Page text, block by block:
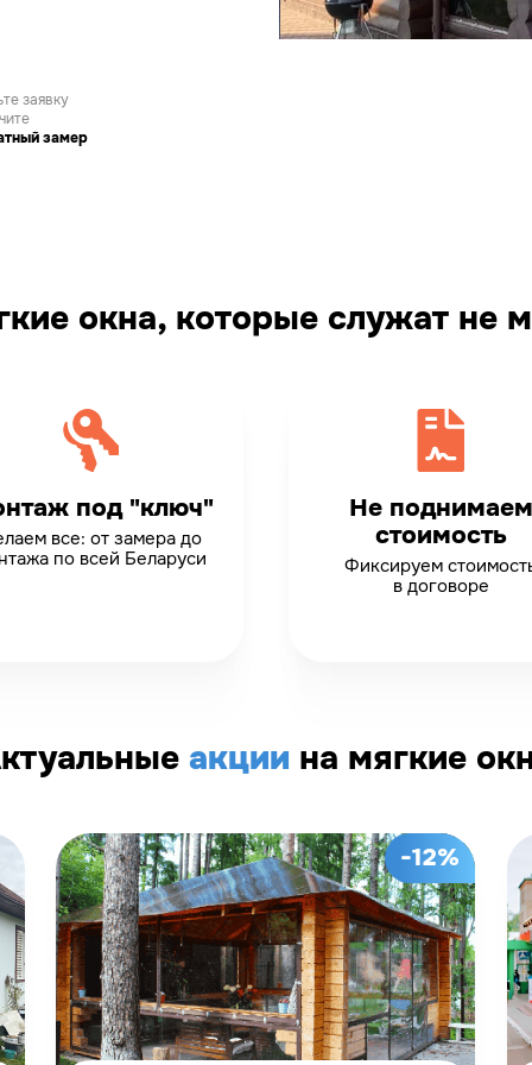
заявку
замер
окна, которые служат не
под "ключ"
все: от замера до
по всей Беларуси
Не поднимаем
стоимость
Фиксируем
в договоре
акции на мягкие
-12%